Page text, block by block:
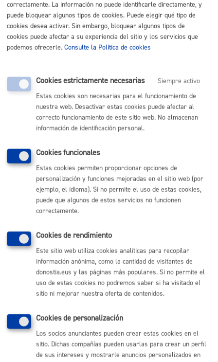
CONVOCATORIA PARA REALIZAR EL SEGUNDO
EJERCICIO:
zine saileko tekn AZTERKETAREN DEIALDIA (2 ariketa) -
CONVOCATORIA DE EXAMEN (ejercicio 2).pdf
Zine saileko tek 1 ariketaren bbetiko emaitzak.pdf
RESULTADOS PROVISIONALES DEL EJERCICIO
Plazo de reclamaciones: Del 19 de diciembre al 9
de enero:
RESPUESTAS DEL EJERCICIO 1 - CORREGIDO
ERANTZUN ZUZENAK - Zine saileko teknikaria-
ZUZENDUA.pdf
RESPUESTAS DEL EJERCICIO 1
ERANTZUN ZUZENAK - Zine saileko teknikaria.pdf
LISTADOS DEFINITIVOS DE PERSONAS
ADMITIDAS Y EXCLUIDAS:
ZINE SAILEKO TEK Bbetiko zerrendak EBAZPENA 2025
389.pdf
EJERCICIO
zine saileko tekn AZTERKETAREN DEIALDIA (1 ariketa) -
CONVOCATORIA DE EXAMEN (ejercicio 1).pdf
correctamente. La información no puede identificarle directamente, y
puede bloquear algunos tipos de cookies. Puede elegir qué tipo de
cookies desea activar. Sin embargo, bloquear algunos tipos de
cookies puede afectar a su experiencia del sitio y los servicios que
podemos ofrecerle. Consulte la Política de cookies
Cookies estrictamente necesarias
Siempre activo
Estas cookies son necesarias para el funcionamiento de
nuestra web. Desactivar estas cookies puede afectar al
correcto funcionamiento de este sitio web. No almacenan
información de identificación personal.
Cookies funcionales
Estas cookies permiten proporcionar opciones de
personalización y funciones mejoradas en el sitio web (por
ejemplo, el idioma). Si no permite el uso de estas cookies,
puede que algunos de estos servicios no funcionen
correctamente.
Cookies de rendimiento
Este sitio web utiliza cookies analíticas para recopilar
información anónima, como la cantidad de visitantes de
donostia.eus y las páginas más populares. Si no permite el
uso de estas cookies no podremos saber si ha visitado el
sitio ni mejorar nuestra oferta de contenidos.
Cookies de personalización
Los socios anunciantes pueden crear estas cookies en el
sitio. Dichas compañías pueden usarlas para crear un perfil
de sus intereses y mostrarle anuncios personalizados en